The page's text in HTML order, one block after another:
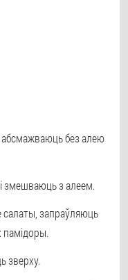
абсмажваюць без алею
змешваюць з алеем.
салаты, запраўляюць
памідоры.
зверху.